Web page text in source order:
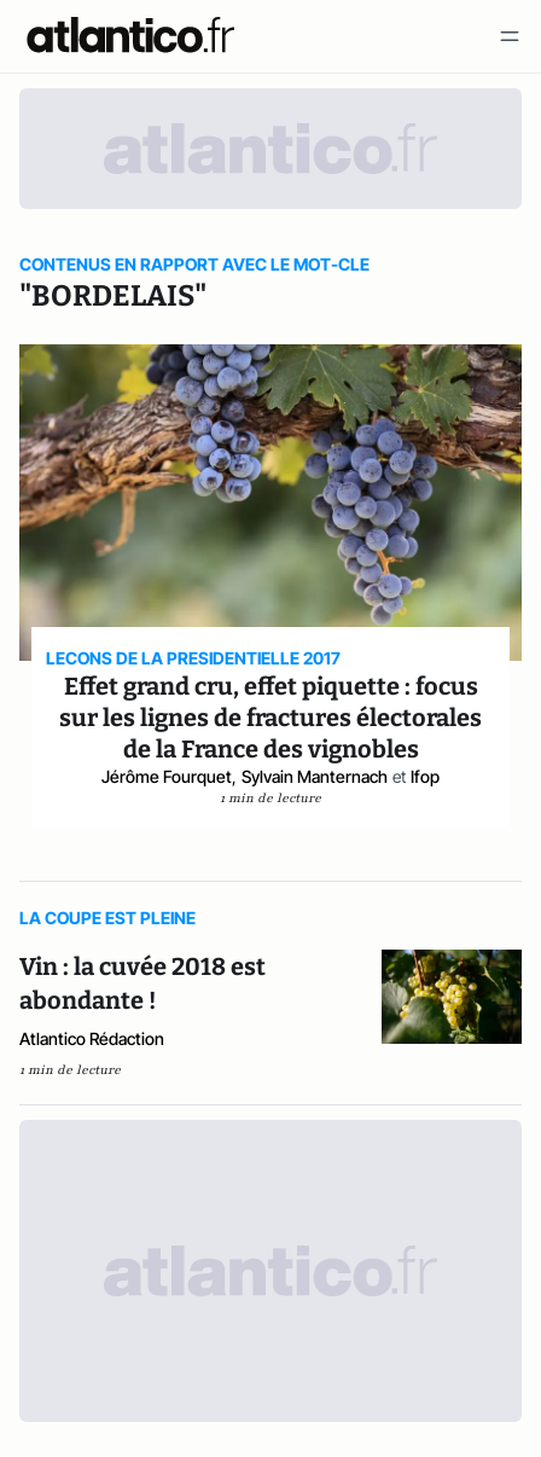
CONTENUS EN RAPPORT AVEC LE MOT-CLE
"BORDELAIS"
LECONS DE LA PRESIDENTIELLE 2017
Effet grand cru, effet piquette : focus
sur les lignes de fractures électorales
de la France des vignobles
Jérôme Fourquet, Sylvain Manternach et Ifop
1 min de lecture
LA COUPE EST PLEINE
Vin : la cuvée 2018 est
abondante !
Atlantico Rédaction
1 min de lecture